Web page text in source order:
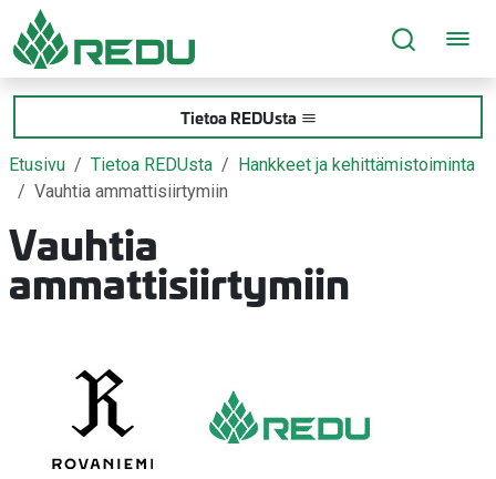
Siirry sivusisältöön
Tietoa REDUsta
Etusivu Tietoa REDUsta
Hankkeet ja kehittämistoiminta
Vauhtia ammattisiirtymiin
Vauhtia
ammattisiirtymiin